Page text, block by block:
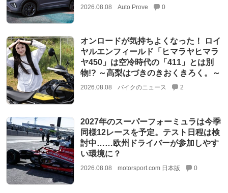
2026.08.08 Auto Prove 0
オンロードが気持ちよくなった！ ロイ
ヤルエンフィールド「ヒマラヤヒマラ
ヤ450」は空冷時代の「411」とは別
物!? ～高梨はづきのきおくきろく。～
2026.08.08 バイクのニュース 2
2027年のスーパーフォーミュラは今季
同様12レースを予定。テスト日程は検
討中……欧州ドライバーが参加しやす
い環境に？
2026.08.08 motorsport.com 日本版 0